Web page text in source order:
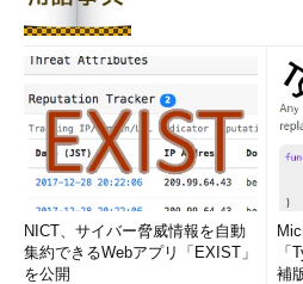
NICT、サイバー脅威情報を自動
集約できるWebアプリ「EXIST」
を公開
「
補